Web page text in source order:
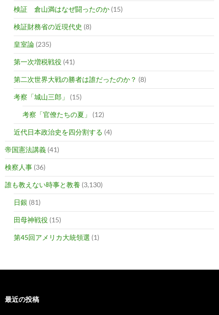
検証 倉山満はなぜ闘ったのか (15)
検証財務省の近現代史 (8)
皇室論 (235)
第一次増税戦役 (41)
第二次世界大戦の勝者は誰だったのか？ (8)
考察「城山三郎」 (15)
考察「官僚たちの夏」 (12)
近代日本政治史を四分割する (4)
帝国憲法講義 (41)
検察人事 (36)
誰も教えない時事と教養 (3,130)
日銀 (81)
田母神戦役 (15)
第45回アメリカ大統領選 (1)
最近の投稿